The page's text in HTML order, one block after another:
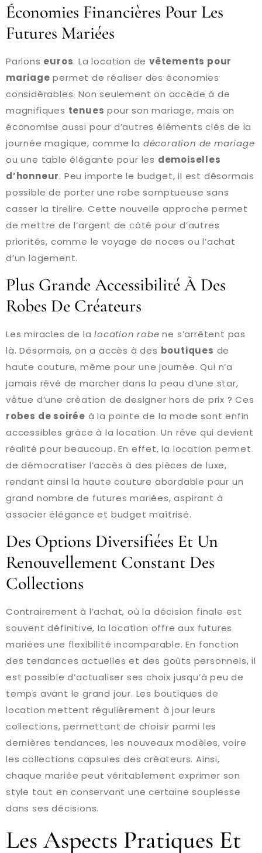
Économies Financières Pour Les
Futures Mariées
Parlons euros. La location devêtements pour
mariage permet de réaliser des économies
considérables. Non seulement on accède à de
magnifiques tenues pour son mariage, mais on
économise aussi pour d’autres éléments clés de la
journée magique, comme la décoration de mariage
ou une table élégante pour les demoiselles
d’honneur. Peu importe le budget, il est désormais
possible de porter une robe somptueuse sans
casser la tirelire. Cette nouvelle approche permet
de mettre de l’argent de côté pour d’autres
priorités, comme le voyage de noces ou l’achat
d’un logement.
Plus Grande Accessibilité À Des
Robes De Créateurs
Les miracles de lalocation robe ne s’arrêtent pas
là. Désormais, on a accès à des boutiques de
haute couture, même pour une journée. Qui n’a
jamais rêvé de marcher dans la peau d’une star,
vêtue d’une création de designer hors de prix ? Ces
robes de soirée à la pointe de la mode sont enfin
accessibles grâce à la location. Un rêve qui devient
réalité pour beaucoup. En effet, la location permet
de démocratiser l’accès à des pièces de luxe,
rendant ainsi la haute couture abordable pour un
grand nombre de futures mariées, aspirant à
associer élégance et budget maîtrisé.
Des Options Diversifiées Et Un
Renouvellement Constant Des
Collections
Contrairement à l’achat, où la décision finale est
souvent définitive, la location offre aux futures
mariées une flexibilité incomparable. En fonction
des tendances actuelles et des goûts personnels, il
est possible d’actualiser ses choix jusqu’à peu de
temps avant le grand jour. Les boutiques de
location mettent régulièrement à jour leurs
collections, permettant de choisir parmi les
dernières tendances, les nouveaux modèles, voire
les collections capsules des créateurs. Ainsi,
chaque mariée peut véritablement exprimer son
style tout en conservant une certaine souplesse
dans ses décisions.
Les Aspects Pratiques Et